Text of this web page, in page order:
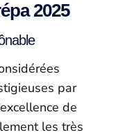
2025
par
de
les très